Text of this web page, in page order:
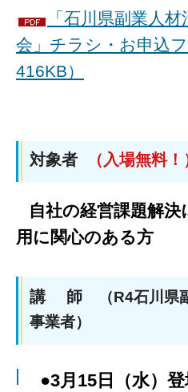
「石川県副業人
会」チラシ・お申込
416KB）
対象者 （入場無料！
自社の経営課題解
用に関心のある方
講 師
（R4石川
事業者）
●3月15日（水）登